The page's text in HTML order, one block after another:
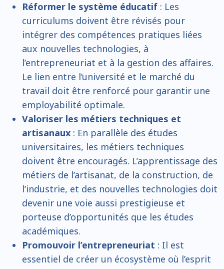
Réformer le système éducatif : Les
curriculums doivent être révisés pour
intégrer des compétences pratiques liées
aux nouvelles technologies, à
l’entrepreneuriat et à la gestion des affaires.
Le lien entre l’université et le marché du
travail doit être renforcé pour garantir une
employabilité optimale.
Valoriser les métiers techniques et
artisanaux : En parallèle des études
universitaires, les métiers techniques
doivent être encouragés. L’apprentissage des
métiers de l’artisanat, de la construction, de
l’industrie, et des nouvelles technologies doit
devenir une voie aussi prestigieuse et
porteuse d’opportunités que les études
académiques.
Promouvoir l’entrepreneuriat : Il est
essentiel de créer un écosystème où l’esprit